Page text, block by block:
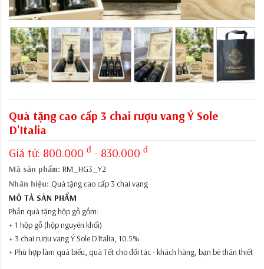
Quà tặng cao cấp 3 chai rượu vang Ý Sole
D'Italia
Giá từ: 800.000 đ - 830.000 đ
Mã sản phẩm: RM_HG3_Y2
Nhãn hiệu: Quà tặng cao cấp 3 chai vang
MÔ TẢ SẢN PHẨM
Phần quà tặng hộp gỗ gồm:
+ 1 hộp gỗ (hộp nguyên khối)
+ 3 chai rượu vang Ý Sole D'Italia, 10.5%
+ Phù hợp làm quà biếu, quà Tết cho đối tác - khách hàng, bạn bè thân thiết